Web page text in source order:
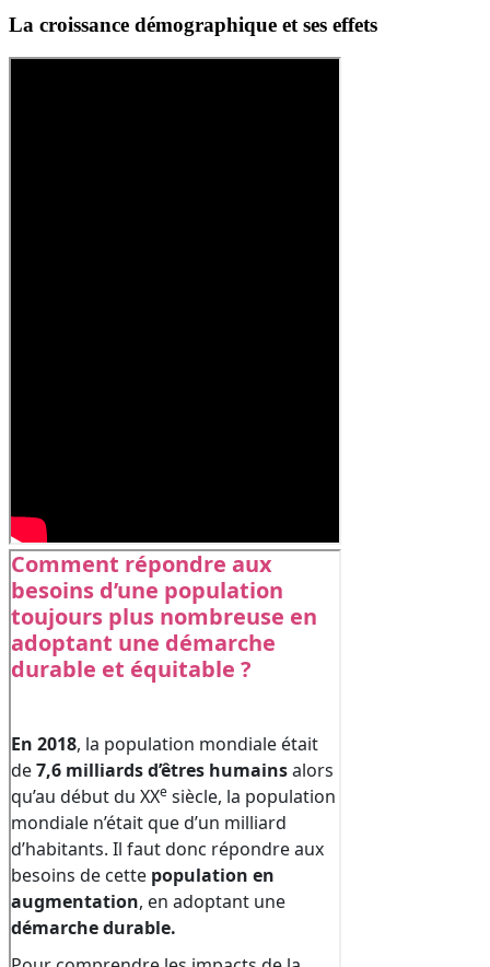
La croissance démographique et ses effets